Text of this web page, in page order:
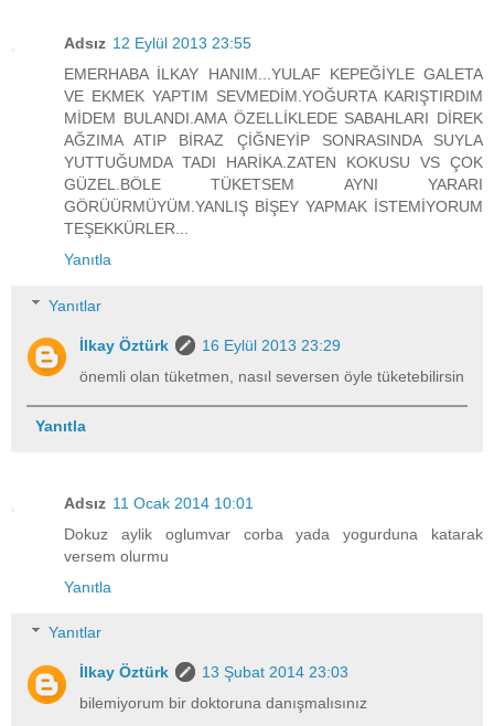
Adsız 12 Eylül 2013 23:55
EMERHABA İLKAY HANIM...YULAF KEPEĞİYLE GALETA
VE EKMEK YAPTIM SEVMEDİM.YOĞURTA KARIŞTIRDIM
MİDEM BULANDI.AMA ÖZELLİKLEDE SABAHLARI DİREK
AĞZIMA ATIP BİRAZ ÇİĞNEYİP SONRASINDA SUYLA
YUTTUĞUMDA TADI HARİKA.ZATEN KOKUSU VS ÇOK
GÜZEL.BÖLE TÜKETSEM AYNI YARARI
GÖRÜÜRMÜYÜM.YANLIŞ BİŞEY YAPMAK İSTEMİYORUM
TEŞEKKÜRLER...
Yanıtla
Yanıtlar
İlkay Öztürk
16 Eylül 2013 23:29
önemli olan tüketmen, nasıl seversen öyle tüketebilirsin
Yanıtla
Adsız 11 Ocak 2014 10:01
Dokuz aylik oglumvar corba yada yogurduna katarak
versem olurmu
Yanıtla
Yanıtlar
İlkay Öztürk
13 Şubat 2014 23:03
bilemiyorum bir doktoruna danışmalısınız